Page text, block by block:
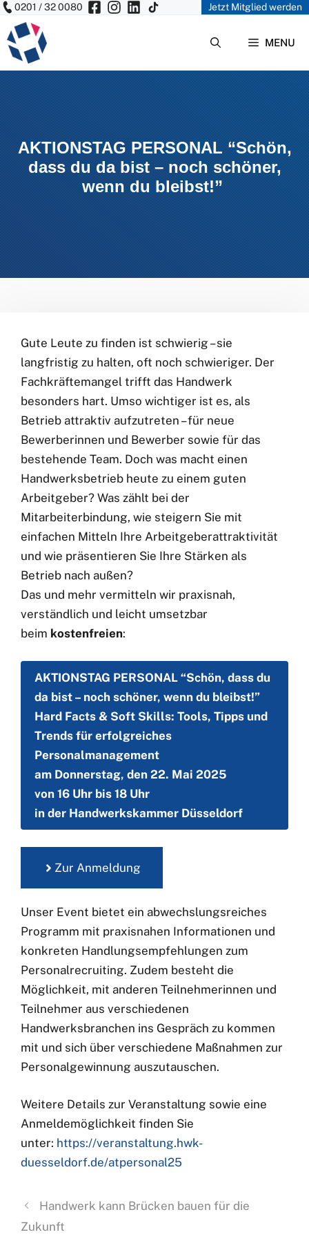
Zum
Inhalt
springen
0201 / 32 0080 Jetzt Mitglied werden
MENU
AKTIONSTAG PERSONAL “Schön,
dass du da bist – noch schöner,
wenn du bleibst!”
Gute Leute zu finden ist schwierig – sie
langfristig zu halten, oft noch schwieriger. Der
Fachkräftemangel trifft das Handwerk
besonders hart. Umso wichtiger ist es, als
Betrieb attraktiv aufzutreten – für neue
Bewerberinnen und Bewerber sowie für das
bestehende Team. Doch was macht einen
Handwerksbetrieb heute zu einem guten
Arbeitgeber? Was zählt bei der
Mitarbeiterbindung, wie steigern Sie mit
einfachen Mitteln Ihre Arbeitgeberattraktivität
und wie präsentieren Sie Ihre Stärken als
Betrieb nach außen?
Das und mehr vermitteln wir praxisnah,
verständlich und leicht umsetzbar
beim kostenfreien:
AKTIONSTAG PERSONAL “Schön, dass du
da bist – noch schöner, wenn du bleibst!”
Hard Facts & Soft Skills: Tools, Tipps und
Trends für erfolgreiches
Personalmanagement
am Donnerstag, den 22. Mai 2025
von 16 Uhr bis 18 Uhr
in der Handwerkskammer Düsseldorf
Zur Anmeldung
Unser Event bietet ein abwechslungsreiches
Programm mit praxisnahen Informationen und
konkreten Handlungsempfehlungen zum
Personalrecruiting. Zudem besteht die
Möglichkeit, mit anderen Teilnehmerinnen und
Teilnehmer aus verschiedenen
Handwerksbranchen ins Gespräch zu kommen
mit und sich über verschiedene Maßnahmen zur
Personalgewinnung auszutauschen.
Weitere Details zur Veranstaltung sowie eine
Anmeldemöglichkeit finden Sie
unter: https://veranstaltung.hwk-
duesseldorf.de/atpersonal25
Handwerk kann Brücken bauen für die
Zukunft